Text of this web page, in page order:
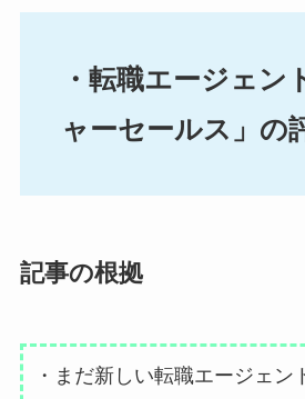
・転職エージェン
ャーセールス」の
記事の根拠
・まだ新しい転職エージェン